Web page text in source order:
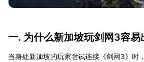
一. 为什么新加坡玩剑网3容易
当身处新加坡的玩家尝试连接《剑网3》时